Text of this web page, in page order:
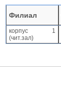
Филиал
корпус 1
(чит.зал)